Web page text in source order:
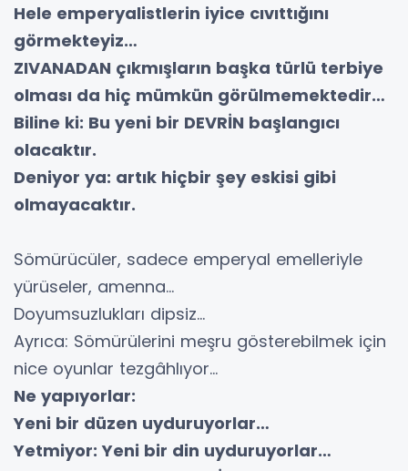
Hele emperyalistlerin iyice cıvıttığını
görmekteyiz…
ZIVANADAN çıkmışların başka türlü terbiye
olması da hiç mümkün görülmemektedir…
Biline ki: Bu yeni bir DEVRİN başlangıcı
olacaktır.
Deniyor ya: artık hiçbir şey eskisi gibi
olmayacaktır.
Sömürücüler, sadece emperyal emelleriyle
yürüseler, amenna…
Doyumsuzlukları dipsiz…
Ayrıca: Sömürülerini meşru gösterebilmek için
nice oyunlar tezgâhlıyor…
Ne yapıyorlar:
Yeni bir düzen uyduruyorlar…
Yetmiyor: Yeni bir din uyduruyorlar…